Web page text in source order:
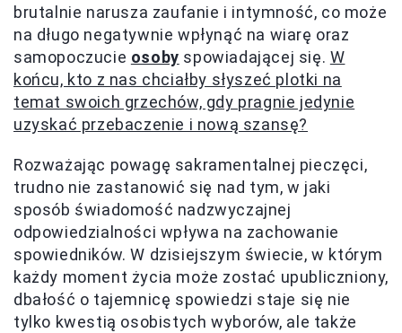
brutalnie narusza zaufanie i intymność, co może
na długo negatywnie wpłynąć na wiarę oraz
samopoczucie osoby spowiadającej się. W
końcu, kto z nas chciałby słyszeć plotki na
temat swoich grzechów, gdy pragnie jedynie
uzyskać przebaczenie i nową szansę?
Rozważając powagę sakramentalnej pieczęci,
trudno nie zastanowić się nad tym, w jaki
sposób świadomość nadzwyczajnej
odpowiedzialności wpływa na zachowanie
spowiedników. W dzisiejszym świecie, w którym
każdy moment życia może zostać upubliczniony,
dbałość o tajemnicę spowiedzi staje się nie
tylko kwestią osobistych wyborów, ale także